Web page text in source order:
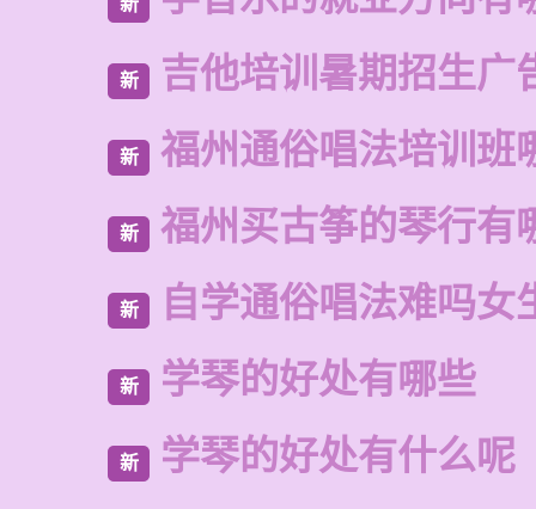
新
新 吉他培训暑期招生广
新 福州通俗唱法培训班
新 福州买古筝的琴行有
新 自学通俗唱法难吗女
新 学琴的好处有哪些
新 学琴的好处有什么呢